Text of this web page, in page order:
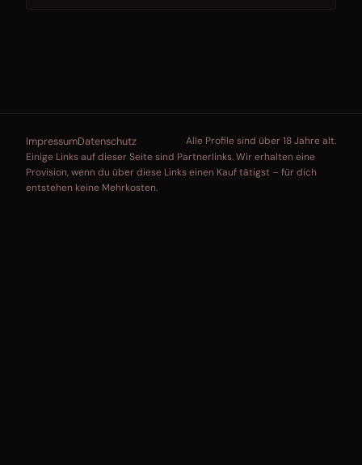
ImpressumDatenschutz
Alle Profile sind über 18 Jahre alt.
Einige Links auf dieser Seite sind Partnerlinks. Wir erhalten eine
Provision, wenn du über diese Links einen Kauf tätigst – für dich
entstehen keine Mehrkosten.